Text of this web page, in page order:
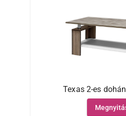
Texas 2-es